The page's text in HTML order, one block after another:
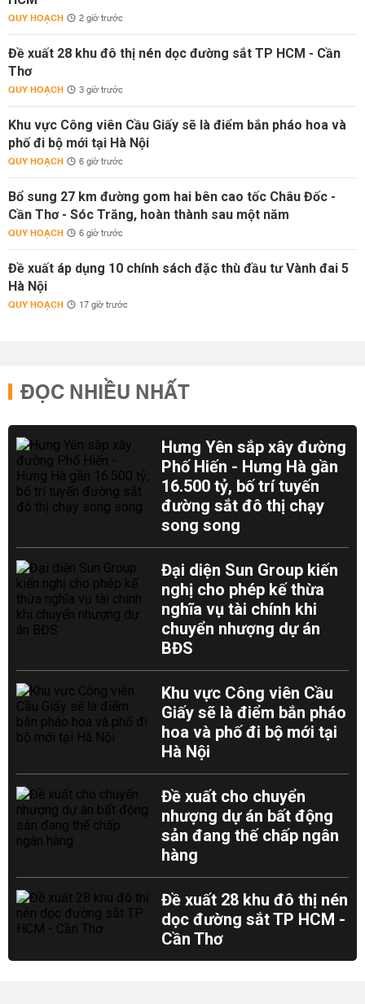
QUY HOẠCH 2 giờ trước
Đề xuất 28 khu đô thị nén dọc đường sắt TP HCM - Cần
Thơ
QUY HOẠCH 3 giờ trước
Khu vực Công viên Cầu Giấy sẽ là điểm bắn pháo hoa và
phố đi bộ mới tại Hà Nội
QUY HOẠCH 6 giờ trước
Bổ sung 27 km đường gom hai bên cao tốc Châu Đốc -
Cần Thơ - Sóc Trăng, hoàn thành sau một năm
QUY HOẠCH 6 giờ trước
Đề xuất áp dụng 10 chính sách đặc thù đầu tư Vành đai 5
Hà Nội
QUY HOẠCH 17 giờ trước
ĐỌC NHIỀU NHẤT
Hưng Yên sắp xây đường
Phố Hiến - Hưng Hà gần
16.500 tỷ, bố trí tuyến
đường sắt đô thị chạy
song song
Đại diện Sun Group kiến
nghị cho phép kế thừa
nghĩa vụ tài chính khi
chuyển nhượng dự án
BĐS
Khu vực Công viên Cầu
Giấy sẽ là điểm bắn pháo
hoa và phố đi bộ mới tại
Hà Nội
Đề xuất cho chuyển
nhượng dự án bất động
sản đang thế chấp ngân
hàng
Đề xuất 28 khu đô thị nén
dọc đường sắt TP HCM -
Cần Thơ